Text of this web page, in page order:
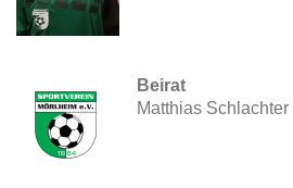
Beirat
Matthias Schlachter